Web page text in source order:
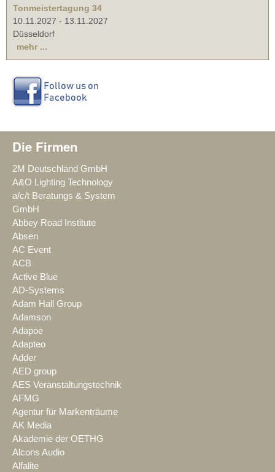
Tonmeistertagung 34
10.11.2027 - 13.11.2027
Düsseldorf
mehr ...
Die Firmen
2M Deutschland GmbH
A&O Lighting Technology
a/c/t Beratungs & System
GmbH
Abbey Road Institute
Absen
AC Event
ACB
Active Blue
AD-Systems
Adam Hall Group
Adamson
Adapoe
Adapteo
Adder
AED group
AES Veranstaltungstechnik
AFMG
Agentur für Markenträume
AK Media
Akademie der OETHG
Alcons Audio
Alfalite